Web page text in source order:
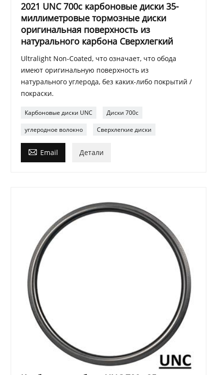
2021 UNC 700c карбоновые диски 35-
миллиметровые тормозные диски
оригинальная поверхность из
натурального карбона Сверхлегкий
Ultralight Non-Coated, что означает, что обода
имеют оригинальную поверхность из
натурального углерода, без каких-либо покрытий /
покраски.
Карбоновые диски UNC Диски 700c
углеродное волокно Сверхлегкие диски
 Email Детали